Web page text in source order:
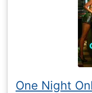
One Night